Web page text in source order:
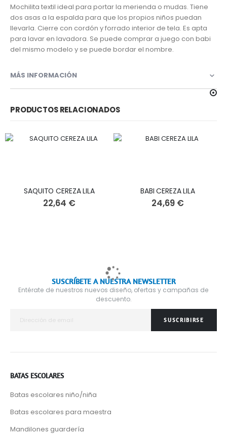
Mochilita textil ideal para portar la merienda o mudas. Tiene
dos asas a la espalda para que los propios niños puedan
llevarla. Cierre con cordón y forrado interior de tela. Es apta
para lavar en lavadora. Se puede comprar a juego con babi
del mismo modelo y se puede bordar el nombre.
MÁS INFORMACIÓN
PRODUCTOS RELACIONADOS
SAQUITO CEREZA LILA
22,64 €
BABI CEREZA LILA
24,69 €
SUSCRÍBETE A NUESTRA NEWSLETTER
Entérate de nuestros nuevos diseño, ofertas y campañas de
descuento.
SUSCRIBIRSE
BATAS ESCOLARES
Batas escolares niño/niña
Batas escolares para maestra
Mandilones guardería